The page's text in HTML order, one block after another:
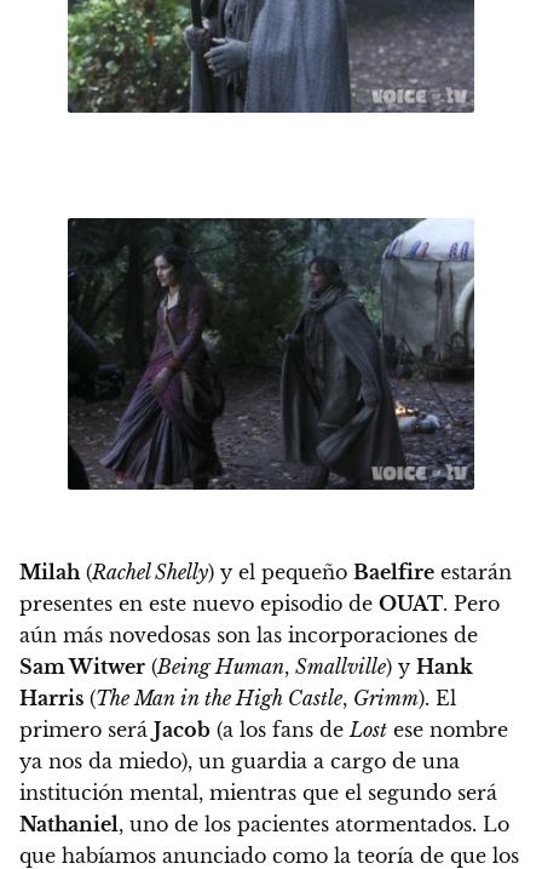
Milah (Rachel Shelly) y el pequeño Baelfire estarán
presentes en este nuevo episodio de OUAT. Pero
aún más novedosas son las incorporaciones de
Sam Witwer (Being Human, Smallville) y Hank
Harris (The Man in the High Castle, Grimm). El
primero será Jacob (a los fans de Lost ese nombre
ya nos da miedo), un guardia a cargo de una
institución mental, mientras que el segundo será
Nathaniel, uno de los pacientes atormentados. Lo
que habíamos anunciado como la teoría de que los